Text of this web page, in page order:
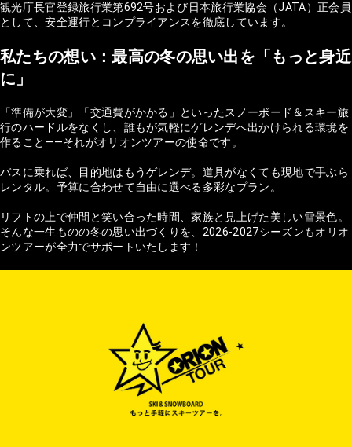
観光庁長官登録旅行業第692号および日本旅行業協会（JATA）正会員
として、安全運行とコンプライアンスを徹底しています。
私たちの想い：最高の冬の思い出を「もっと身近
に」
「準備が大変」「交通費がかかる」といったスノーボード＆スキー旅
行のハードルをなくし、誰もが気軽にゲレンデへ出かけられる環境を
作ること——それがオリオンツアーの使命です。
バスに乗れば、目的地はもうゲレンデ。道具がなくても現地で手ぶら
レンタル。予算に合わせて自由に選べる多彩なプラン。
リフトの上で仲間と笑い合った時間、家族と見上げた美しい雪景色。
そんな一生ものの冬の思い出づくりを、2026-2027シーズンもオリオ
ンツアーが全力でサポートいたします！